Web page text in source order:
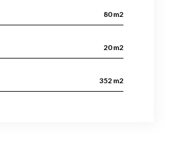
80 m2
20 m2
352 m2